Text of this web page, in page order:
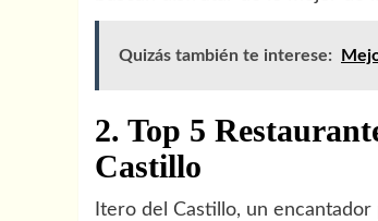
Quizás también te interese:
2. Top 5
Castillo
Itero del Castillo, un